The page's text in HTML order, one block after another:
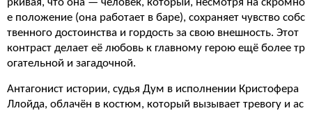
ркивая, что она — человек, который, несмотря на скромно
е положение (она работает в баре), сохраняет чувство собс
твенного достоинства и гордость за свою внешность. Этот
контраст делает её любовь к главному герою ещё более тр
огательной и загадочной.
Антагонист истории, судья Дум в исполнении Кристофера
Ллойда, облачён в костюм, который вызывает тревогу и ас